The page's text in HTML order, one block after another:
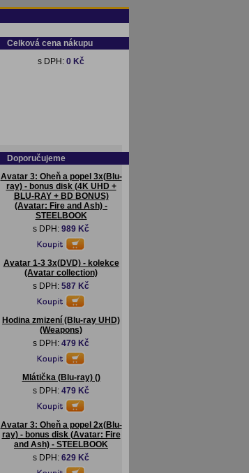
Celková cena nákupu
s DPH: 0 Kč
Doporučujeme
Avatar 3: Oheň a popel 3x(Blu-
ray) - bonus disk (4K UHD +
BLU-RAY + BD BONUS)
(Avatar: Fire and Ash) -
STEELBOOK
s DPH: 989 Kč
Avatar 1-3 3x(DVD) - kolekce
(Avatar collection)
s DPH: 587 Kč
Hodina zmizení (Blu-ray UHD)
(Weapons)
s DPH: 479 Kč
Mlátička (Blu-ray) ()
s DPH: 479 Kč
Avatar 3: Oheň a popel 2x(Blu-
ray) - bonus disk (Avatar: Fire
and Ash) - STEELBOOK
s DPH: 629 Kč